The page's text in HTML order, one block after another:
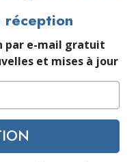
par e-mail gratuit
et mises à jour